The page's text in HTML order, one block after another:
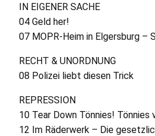
IN EIGENER SACHE
04 Geld her!
07 MOPR-Heim in Elgersburg –
RECHT & UNORDNUNG
08 Polizei liebt diesen Trick
REPRESSION
10 Tear Down Tönnies!
12 Im Räderwerk – Die